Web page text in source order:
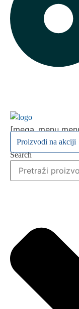
[mega_menu
Proizvodi na akciji
Search